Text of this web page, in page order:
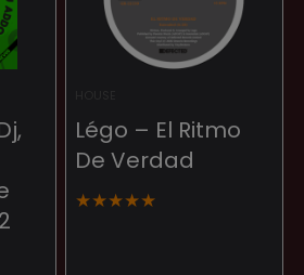
Légo – El Ritmo
De Verdad
★★★★★